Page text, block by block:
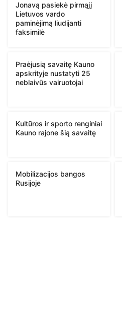
Jonavą pasiekė pirmąjį
Lietuvos vardo
paminėjimą liudijanti
faksimilė
Praėjusią savaitę Kauno
apskrityje nustatyti 25
neblaivūs vairuotojai
Kultūros ir sporto renginiai
Kauno rajone šią savaitę
Mobilizacijos bangos
Rusijoje